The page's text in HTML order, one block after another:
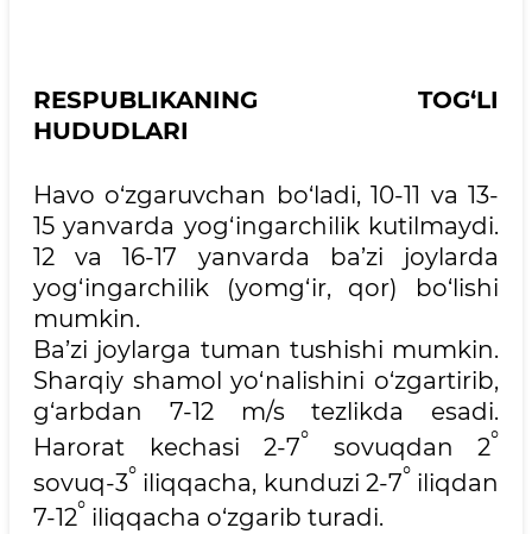
RESPUBLIKANING TOG‘LI
HUDUDLARI
Havo o‘zgaruvchan bo‘ladi, 10-11 va 13-
15 yanvarda yog‘ingarchilik kutilmaydi.
12 va 16-17 yanvarda ba’zi joylarda
yog‘ingarchilik (yomg‘ir, qor) bo‘lishi
mumkin.
Ba’zi joylarga tuman tushishi mumkin.
Sharqiy shamol yo‘nalishini o‘zgartirib,
g‘arbdan 7-12 m/s tezlikda esadi.
Harorat kechasi 2-7° sovuqdan 2°
sovuq-3° iliqqacha, kunduzi 2-7° iliqdan
7-12° iliqqacha o‘zgarib turadi.